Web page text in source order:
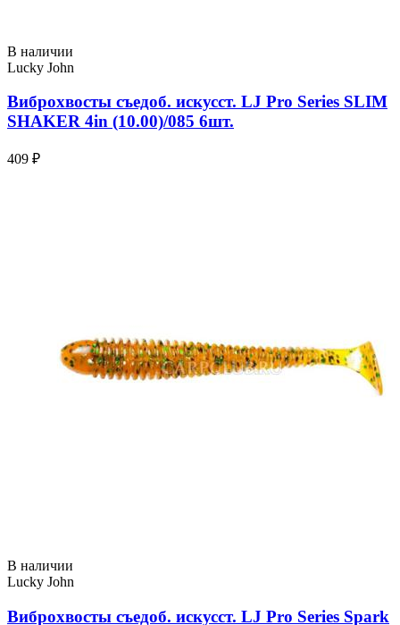
В наличии
Lucky John
Виброхвосты съедоб. искусст. LJ Pro Series SLIM
SHAKER 4in (10.00)/085 6шт.
409 ₽
В наличии
Lucky John
Виброхвосты съедоб. искусст. LJ Pro Series Spark